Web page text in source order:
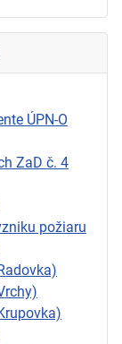
ÚPN-O
ZaD č. 4
požiaru